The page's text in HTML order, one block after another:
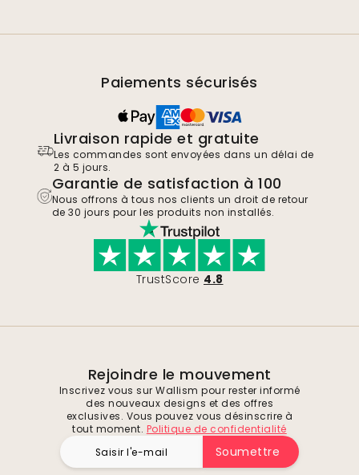
Paiements sécurisés
Livraison rapide et gratuite
Les commandes sont envoyées dans un délai de
2 à 5 jours.
Garantie de satisfaction à 100
Nous offrons à tous nos clients un droit de retour
de 30 jours pour les produits non installés.
TrustScore 4.8
Rejoindre le mouvement
Inscrivez vous sur Wallism pour rester informé
des nouveaux designs et des offres
exclusives. Vous pouvez vous désinscrire à
tout moment. Politique de confidentialité
Soumettre